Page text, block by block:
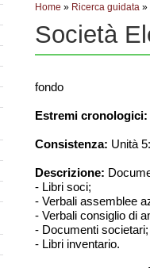
Home » Ricerca guidata »
Società
fondo
Estremi cronologici:
Consistenza: Unità
Descrizione:
- Libri soci;
- Verbali assemblee
- Verbali consiglio di
- Documenti societari;
- Libri inventario.